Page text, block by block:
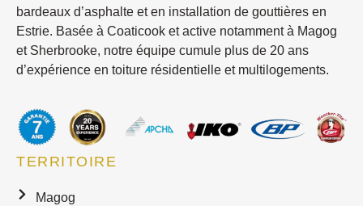
bardeaux d’asphalte et en installation de gouttières en
Estrie. Basée à Coaticook et active notamment à Magog
et Sherbrooke, notre équipe cumule plus de 20 ans
d’expérience en toiture résidentielle et multilogements.
TERRITOIRE
Magog